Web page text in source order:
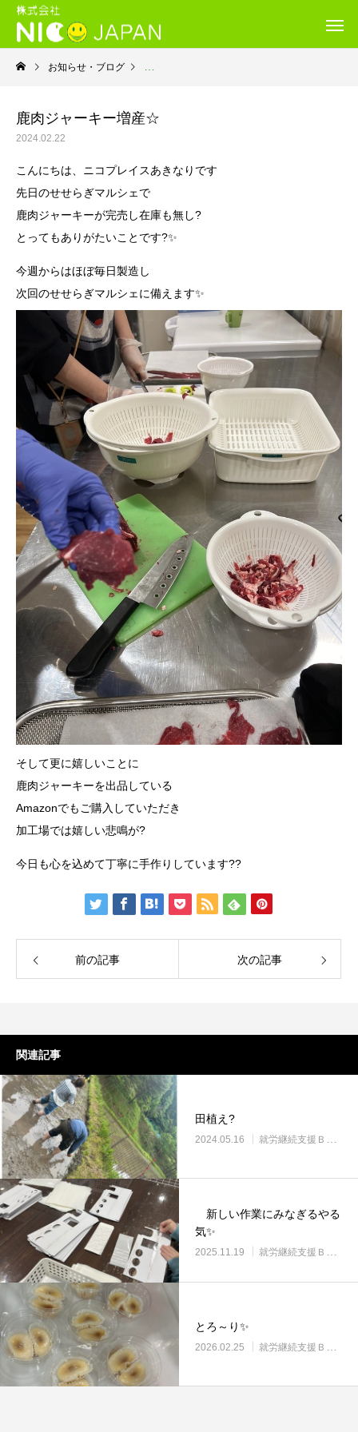
お知らせ・ブログ 就労継続支援Ｂ型・ニコプレイス
鹿肉ジャーキー増産☆
2024.02.22
こんにちは、ニコプレイスあきなりです
先日のせせらぎマルシェで
鹿肉ジャーキーが完売し在庫も無し?
とってもありがたいことです?✨
今週からはほぼ毎日製造し
次回のせせらぎマルシェに備えます✨
そして更に嬉しいことに
鹿肉ジャーキーを出品している
Amazonでもご購入していただき
加工場では嬉しい悲鳴が?
今日も心を込めて丁寧に手作りしています??
前の記事 次の記事
関連記事
田植え?
2024.05.16 就労継続支援Ｂ型・ニコプレイス
新しい作業にみなぎるやる
気✨
2025.11.19 就労継続支援Ｂ型・ニコプレイス
とろ～り✨
2026.02.25 就労継続支援Ｂ型・ニコプレイス